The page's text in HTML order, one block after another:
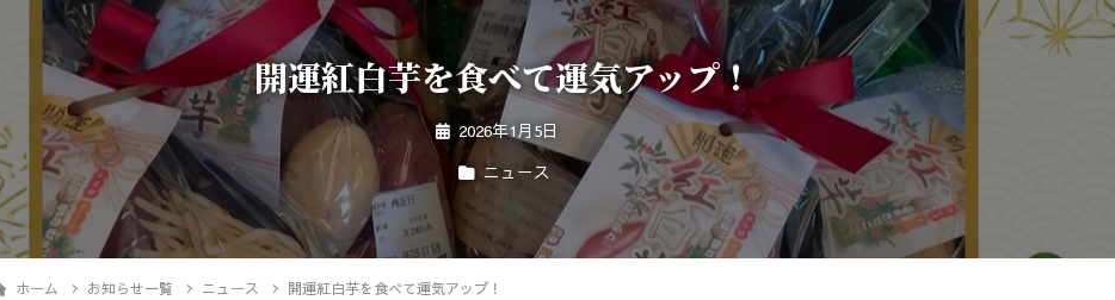
開運紅白芋を食べて運気アップ！
2026年1月5日
ニュース
ホーム お知らせ一覧 ニュース 開運紅白芋を食べて運気アップ！